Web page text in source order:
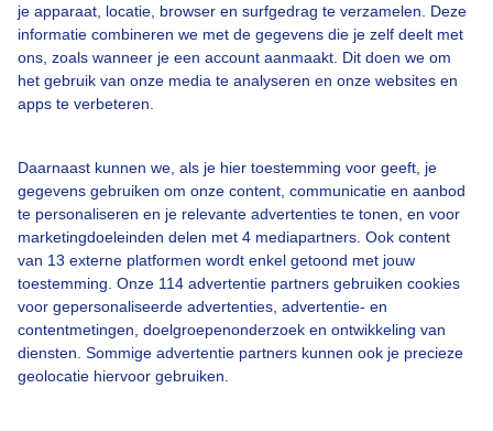
je apparaat, locatie, browser en surfgedrag te verzamelen. Deze
informatie combineren we met de gegevens die je zelf deelt met
ons, zoals wanneer je een account aanmaakt. Dit doen we om
het gebruik van onze media te analyseren en onze websites en
apps te verbeteren.
Daarnaast kunnen we, als je hier toestemming voor geeft, je
gegevens gebruiken om onze content, communicatie en aanbod
te personaliseren en je relevante advertenties te tonen, en voor
marketingdoeleinden delen met 4 mediapartners. Ook content
van 13 externe platformen wordt enkel getoond met jouw
toestemming. Onze 114 advertentie partners gebruiken cookies
voor gepersonaliseerde advertenties, advertentie- en
contentmetingen, doelgroepenonderzoek en ontwikkeling van
diensten. Sommige advertentie partners kunnen ook je precieze
geolocatie hiervoor gebruiken.
Bekijk slideshow
Een moment geduld aub...
Over Buienradar